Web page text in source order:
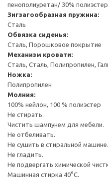
пенополиуретан/ 30%
Зигзагообразная пружина:
Сталь
Обвязка сиденья:
Сталь, Порошковое покрытие
Механизм кровати:
Сталь, Сталь, Полипропилен,
Ножка:
Полипропилен
Молния:
100% нейлон, 100 % полиэстер
Не стирать.
Чистить шампунем для мебели.
Не отбеливать.
Не сушить в стиральной машине.
Не гладить.
Не подвергать химической
Машинная стирка 40°С.